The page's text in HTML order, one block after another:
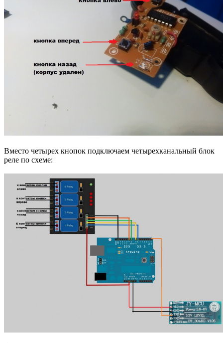
Вместо четырех кнопок подключаем четырехканальный блок
реле по схеме: